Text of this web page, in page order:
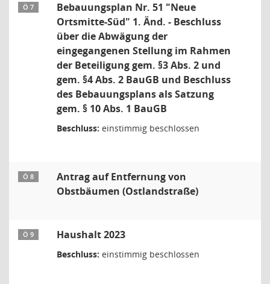
Ö 7
Bebauungsplan Nr. 51 "Neue
Ortsmitte-Süd" 1. Änd. - Beschluss
über die Abwägung der
eingegangenen Stellung im Rahmen
der Beteiligung gem. §3 Abs. 2 und
gem. §4 Abs. 2 BauGB und Beschluss
des Bebauungsplans als Satzung
gem. § 10 Abs. 1 BauGB
Beschluss: einstimmig beschlossen
Ö 8
Antrag auf Entfernung von
Obstbäumen (Ostlandstraße)
Ö 9 Haushalt 2023
Beschluss: einstimmig beschlossen